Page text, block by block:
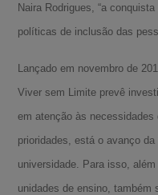
Naira Rodrigues, “a
políticas de inclusão das
Lançado em novembro de
Viver sem Limite prevê
em atenção às
prioridades, está o avanço
universidade. Para isso,
unidades de ensino, também